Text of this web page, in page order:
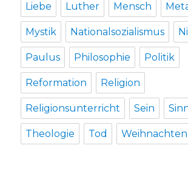
Liebe Luther Mensch
Mystik Nationalsozialismus
Paulus Philosophie Politik
Reformation Religion
Religionsunterricht Sein
Theologie Tod Weihnachten